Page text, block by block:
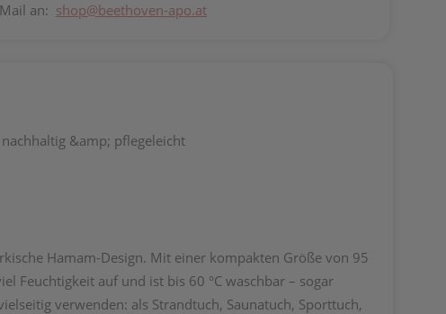
an: shop@beethoven-apo.at
&amp; pflegeleicht
Hamam-Design. Mit einer kompakten Größe von 95
Feuchtigkeit auf und ist bis 60 °C waschbar – sogar
verwenden: als Strandtuch, Saunatuch, Sporttuch,